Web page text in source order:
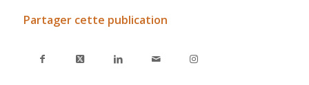
Partager cette publication